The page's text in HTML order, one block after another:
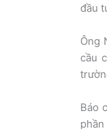
đầu
Ông
cầu
Báo